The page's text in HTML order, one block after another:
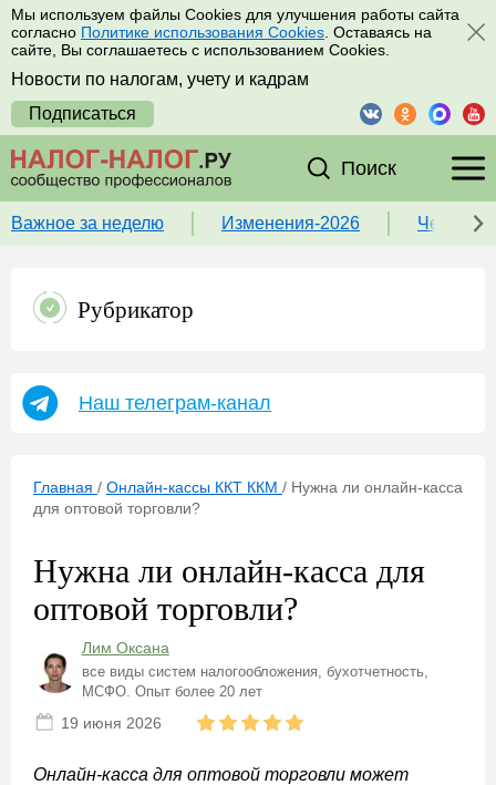
Мы используем файлы Cookies для улучшения работы сайта
согласно Политике использования Cookies . Оставаясь на
сайте, Вы соглашаетесь с использованием Cookies.
Новости по налогам, учету и кадрам
Подписаться
Поиск
Важное за неделю Изменения-2026 Чек-
Рубрикатор
Наш телеграм-канал
Главная / Онлайн-кассы ККТ ККМ / Нужна ли онлайн-касса
для оптовой торговли?
Нужна ли онлайн-касса для
оптовой торговли?
Лим Оксана
все виды систем налогообложения, бухотчетность,
МСФО. Опыт более 20 лет
19 июня 2026
Онлайн-касса для оптовой торговли может